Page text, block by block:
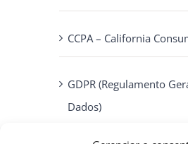
CCPA – California
GDPR (Regulamento
Dados)